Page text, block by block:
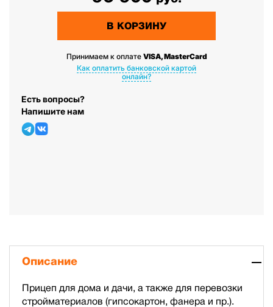
В КОРЗИНУ
Принимаем к оплате VISA, MasterCard
Как оплатить банковской картой
онлайн?
Есть вопросы?
Напишите нам
Описание
Прицеп для дома и дачи, а также для перевозки
стройматериалов (гипсокартон, фанера и пр.).